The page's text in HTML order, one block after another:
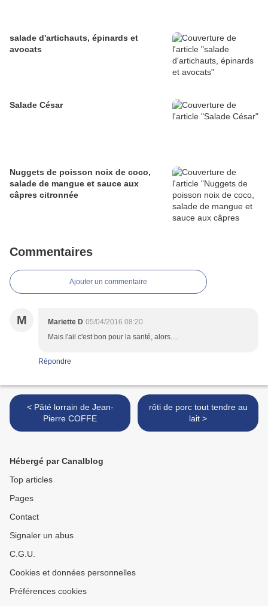
salade d'artichauts, épinards et
avocats
Salade César
Nuggets de poisson noix de coco,
salade de mangue et sauce aux
câpres citronnée
Commentaires
Ajouter un commentaire
M Mariette D 05/04/2016 08:20
Mais l'ail c'est bon pour la santé, alors....
Répondre
< Pâté lorrain de Jean-
Pierre COFFE
rôti de porc tout tendre au
lait >
Hébergé par Canalblog
Top articles
Pages
Contact
Signaler un abus
C.G.U.
Cookies et données personnelles
Préférences cookies